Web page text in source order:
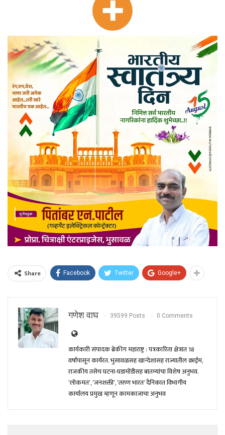
Share Facebook Twitter Google+
गणेश वाघ 39599 Posts 0 Comments
कार्यकारी संपादक ब्रेकींग महाराष्ट्र : पत्रकारिता क्षेत्रात 18
वर्षांपासून कार्यरत. भुसावळसह खान्देशासह राज्यातील क्राईम,
राजकीय तसेच घटना-घडामोंडीसह बातम्यांचा विशेष अनुभव.
‘लोकमत’, ‘जनशक्ती’, ‘तरुण भारत’ दैनिकात विभागीय
कार्यालय प्रमुख म्हणून कामकाजाचा अनुभव